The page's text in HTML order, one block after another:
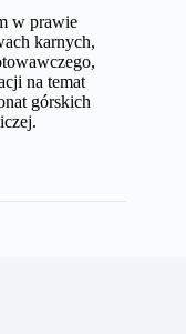
w prawie
karnych,
na temat
górskich